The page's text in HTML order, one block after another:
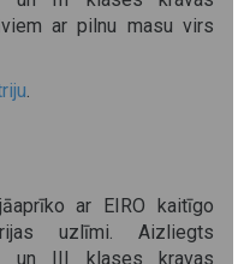
ar pilnu masu virs
.
ar EIRO kaitīgo
uzlīmi. Aizliegts
un III klases kravas